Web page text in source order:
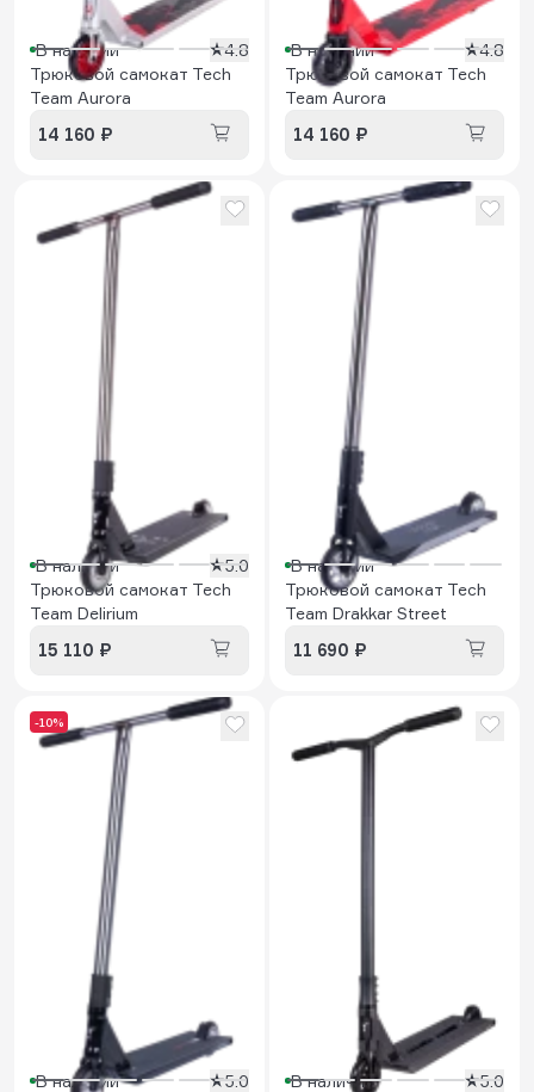
В наличии
4.8
Трюковой самокат Tech
Team Aurora
14 160 ₽
В наличии
4.8
Трюковой самокат Tech
Team Aurora
14 160 ₽
В наличии
5.0
Трюковой самокат Tech
Team Delirium
15 110 ₽
В наличии
Трюковой самокат Tech
Team Drakkar Street
11 690 ₽
-10%
В наличии
5.0
В наличии
5.0